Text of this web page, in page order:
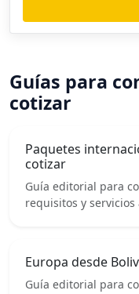
Guías para
cotizar
Paquetes
cotizar
Guía editorial para
requisitos y
Europa desde
Guía editorial para